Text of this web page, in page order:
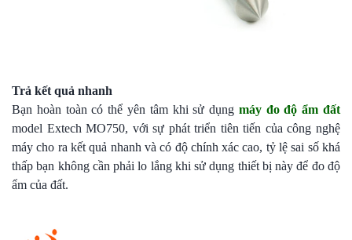
Trả kết quả nhanh
Bạn hoàn toàn có thể yên tâm khi sử dụng máy đo độ ẩm đất
model Extech MO750, với sự phát triển tiên tiến của công nghệ
máy cho ra kết quả nhanh và có độ chính xác cao, tỷ lệ sai số khá
thấp bạn không cần phải lo lắng khi sử dụng thiết bị này để đo độ
ẩm của đất.